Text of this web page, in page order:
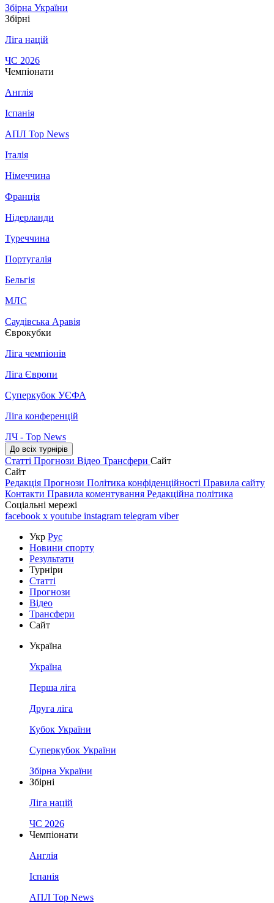
Збірна України
Збірні
Ліга націй
ЧС 2026
Чемпіонати
Англія
Іспанія
АПЛ Top News
Італія
Німеччина
Франція
Нідерланди
Туреччина
Португалія
Бельгія
МЛС
Саудівська Аравія
Єврокубки
Ліга чемпіонів
Ліга Європи
Суперкубок УЄФА
Ліга конференцій
ЛЧ - Top News
До всіх турнірів
Статті Прогнози Відео Трансфери Сайт
Сайт
Редакція Прогнози Політика конфіденційності Правила сайту
Контакти Правила коментування Редакційна політика
Соціальні мережі
facebook x youtube instagram telegram viber
Укр Рус
Новини спорту
Результати
Турніри
Статті
Прогнози
Відео
Трансфери
Сайт
Україна
Україна
Перша ліга
Друга ліга
Кубок України
Суперкубок України
Збірна України
Збірні
Ліга націй
ЧС 2026
Чемпіонати
Англія
Іспанія
АПЛ Top News